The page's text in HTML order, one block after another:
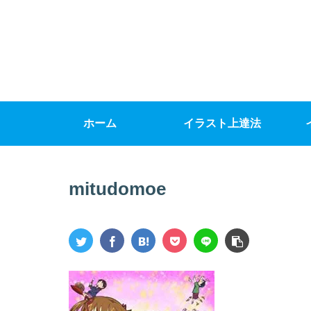
ホーム イラスト上達法
mitudomoe